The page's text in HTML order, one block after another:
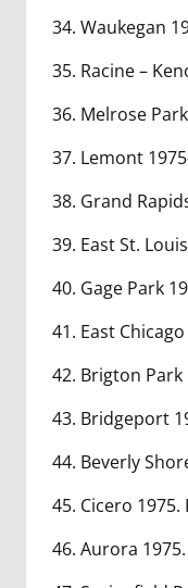
34. Waukegan
35. Racine –
36. Melrose
37. Lemont
38. Grand
39. East St.
40. Gage Park
41. East
42. Brigton Park
43. Bridgeport
44. Beverly
45. Cicero 1975.
46. Aurora